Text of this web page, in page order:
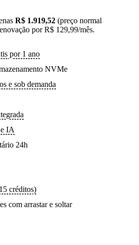
R$ 1.919,52 (preço normal
por R$ 129,99/mês.
por 1 ano
NVMe
e sob demanda
IA
24h
créditos)
com arrastar e soltar